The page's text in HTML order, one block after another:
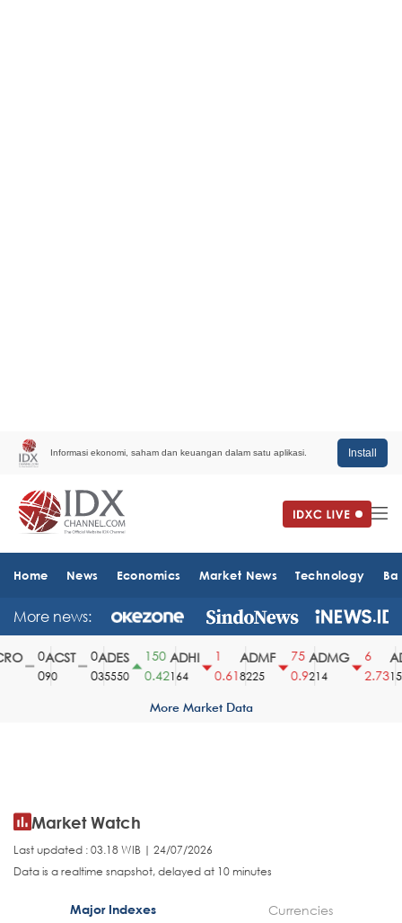
Informasi ekonomi, saham dan keuangan dalam satu aplikasi. Install
Home News Economics Market News Technology
More news:
ACST
90
ADES
35550
150
0.42
ADHI
164
0.61
ADMF
8225
75
0.9
ADMG
214
2.73
More Market Data
Market Watch
Last updated : 03.18 WIB | 24/07/2026
Data is a realtime snapshot, delayed at 10 minutes
Major Indexes Currencies